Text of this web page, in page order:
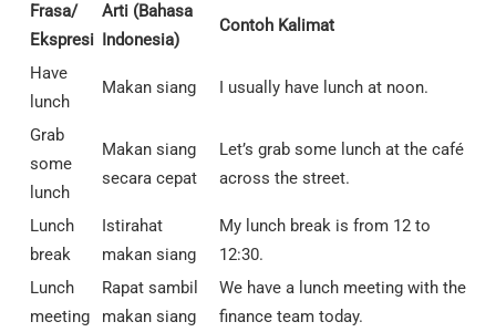
Frasa/
Ekspresi
Arti (Bahasa
Indonesia)
Contoh Kalimat
Have
lunch
Makan siang I usually have lunch at noon.
Grab
some
lunch
Makan siang
secara cepat
Let’s grab some lunch at the café
across the street.
Lunch
break
Istirahat
makan siang
My lunch break is from 12 to
12:30.
Lunch
meeting
Rapat sambil
makan siang
We have a lunch meeting with the
finance team today.